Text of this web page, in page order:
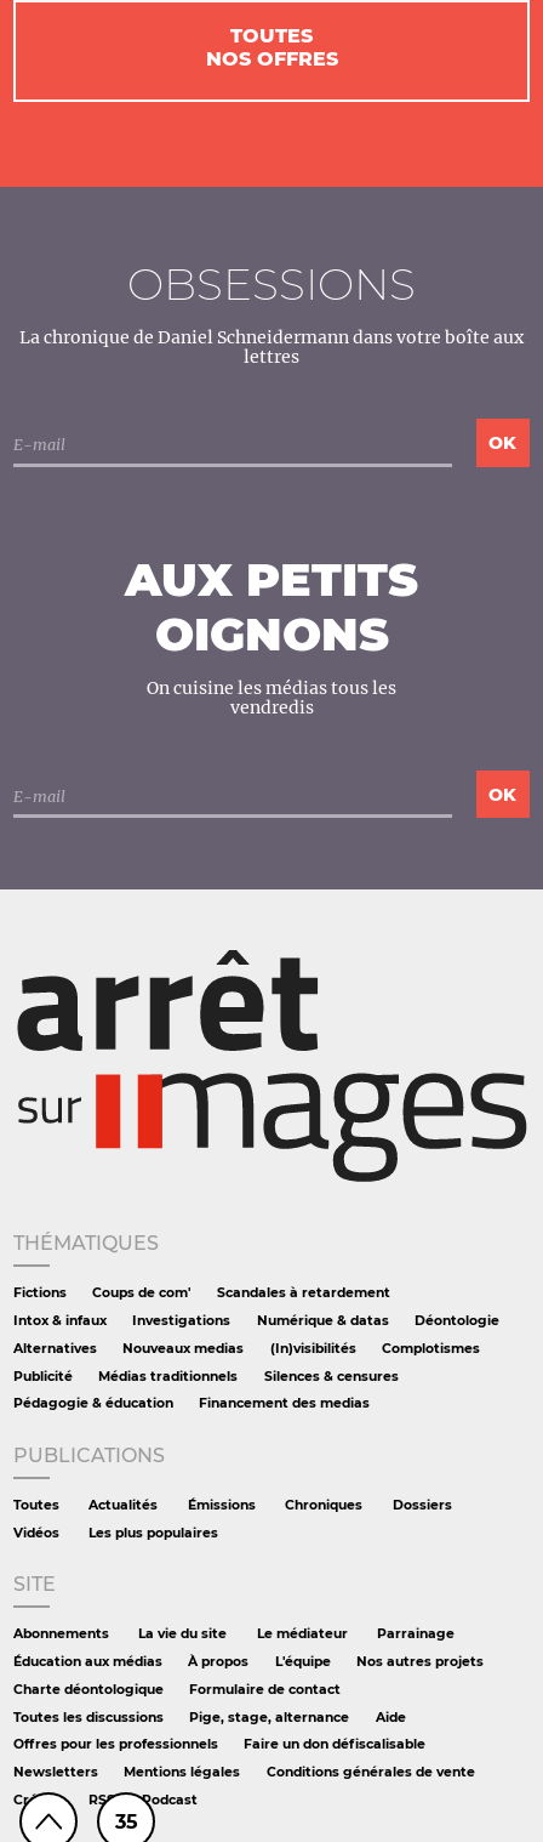
35
TOUTES
NOS OFFRES
OBSESSIONS
La chronique de Daniel Schneidermann dans votre boîte aux
lettres
AUX PETITS
OIGNONS
On cuisine les médias tous les
vendredis
THÉMATIQUES
Fictions Coups de com'
Scandales à retardement
Intox & infaux
Investigations Numérique & datas
Déontologie
Alternatives
Nouveaux medias (In)visibilités
Complotismes
Publicité
Médias traditionnels
Silences & censures
Pédagogie & éducation
Financement des medias
PUBLICATIONS
Toutes Actualités Émissions Chroniques
Dossiers
Vidéos
Les plus populaires
SITE
Abonnements La vie du site Le médiateur
Parrainage
Éducation aux médias
À propos L'équipe
Nos autres projets
Charte déontologique
Formulaire de contact
Toutes les discussions
Pige, stage, alternance
Aide
Offres pour les professionnels
Faire un don défiscalisable
Newsletters
Mentions légales
Conditions générales de vente
Crédits
RSS Podcast